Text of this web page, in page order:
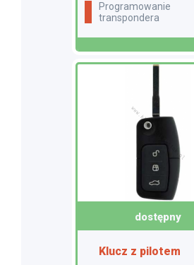
programowanie
transpondera
dostępny
Klucz z pilotem